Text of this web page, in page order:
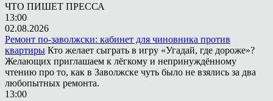
ЧТО ПИШЕТ ПРЕССА
13:00
02.08.2026
Ремонт по-заволжски: кабинет для чиновника против
квартиры Кто желает сыграть в игру «Угадай, где дороже»?
Желающих приглашаем к лёгкому и непринуждённому
чтению про то, как в Заволжске чуть было не взялись за два
любопытных ремонта.
13:00